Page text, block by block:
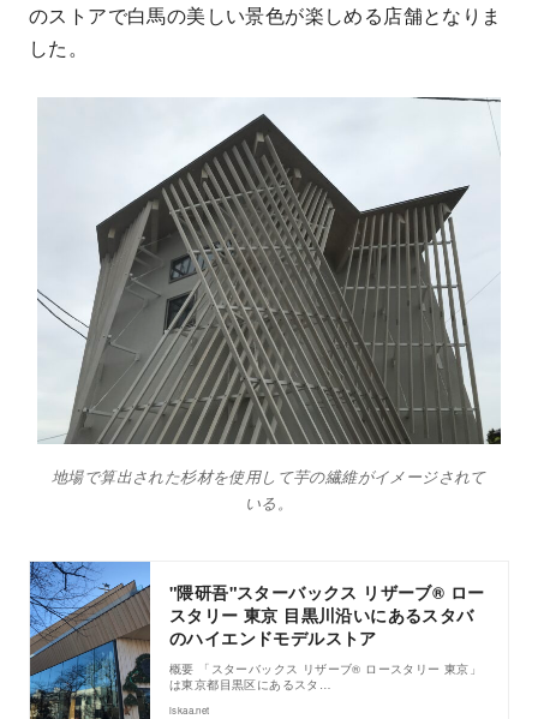
のストアで白馬の美しい景色が楽しめる店舗となりま
した。
地場で算出された杉材を使用して芋の繊維がイメージされて
いる。
"隈研吾"スターバックス リザーブ® ロー
スタリー 東京 目黒川沿いにあるスタバ
のハイエンドモデルストア
概要 「スターバックス リザーブ® ロースタリー 東京」
は東京都目黒区にあるスタ…
iskaa.net